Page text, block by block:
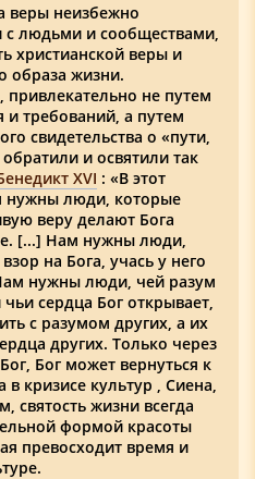
веры неизбежно
с людьми и сообществами,
христианской веры и
образа жизни.
привлекательно не путем
и требований, а путем
свидетельства о «пути,
и освятили так
XVI : «В этот
нужны люди, которые
веру делают Бога
[...] Нам нужны люди,
на Бога, учась у него
нужны люди, чей разум
сердца Бог открывает,
с разумом других, а их
других. Только через
Бог может вернуться к
кризисе культур , Сиена,
святость жизни всегда
формой красоты
превосходит время и